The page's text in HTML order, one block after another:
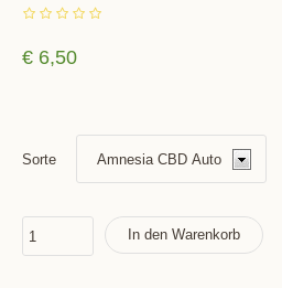
€ 6,50
Sorte
In den Warenkorb